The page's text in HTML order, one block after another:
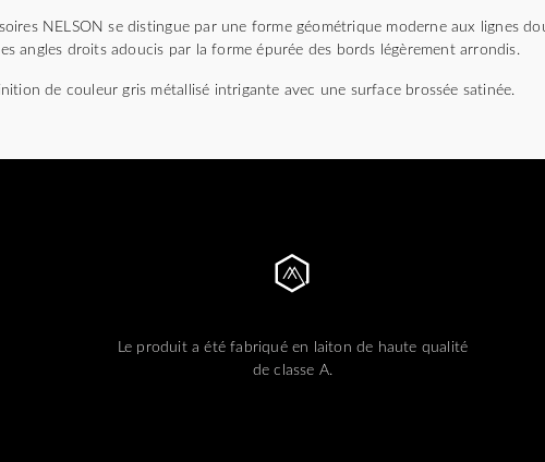
NELSON se distingue par une forme géométrique moderne aux lignes
angles droits adoucis par la forme épurée des bords légèrement arrondis.
de couleur gris métallisé intrigante avec une surface brossée satinée.
Le produit a été fabriqué en laiton de haute qualité
de classe A.